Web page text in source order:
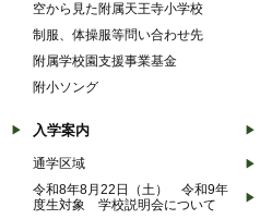
空から見た附属天王寺小学校
制服、体操服等問い合わせ先
附属学校園支援事業基金
附小ソング
入学案内
通学区域
令和8年8月22日（土） 令和9年
度生対象 学校説明会について